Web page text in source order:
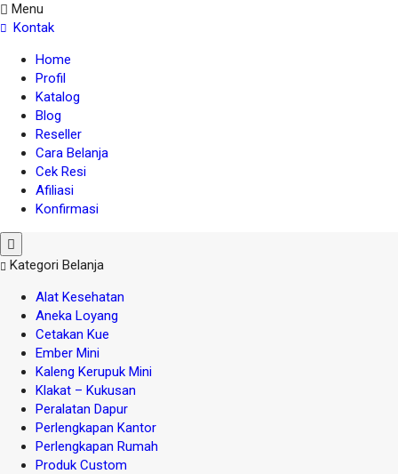
Menu
Kontak
Home
Profil
Katalog
Blog
Reseller
Cara Belanja
Cek Resi
Afiliasi
Konfirmasi
Kategori Belanja
Alat Kesehatan
Aneka Loyang
Cetakan Kue
Ember Mini
Kaleng Kerupuk Mini
Klakat – Kukusan
Peralatan Dapur
Perlengkapan Kantor
Perlengkapan Rumah
Produk Custom